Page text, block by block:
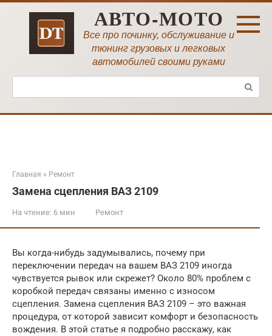
Перейти
АВТО-МОТО
Все про починку, обслуживание и
тюнинг грузовых и легковых
автомобилей своими руками
Поиск:
Главная » Ремонт
Замена сцепления ВАЗ 2109
На чтение: 6 мин Ремонт
Вы когда-нибудь задумывались, почему при
переключении передач на вашем ВАЗ 2109 иногда
чувствуется рывок или скрежет? Около 80% проблем с
коробкой передач связаны именно с износом
сцепления. Замена сцепления ВАЗ 2109 – это важная
процедура, от которой зависит комфорт и безопасность
вождения. В этой статье я подробно расскажу, как